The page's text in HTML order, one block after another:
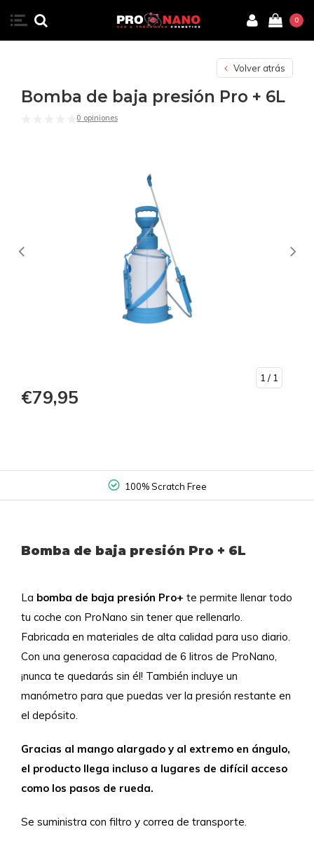
0
Volver atrás
Bomba de baja presión Pro + 6L
0 opiniones
1 / 1
€79,95
100% Scratch Free
Bomba de baja presión Pro + 6L
La bomba de baja presión Pro+ te permite llenar todo
tu coche con ProNano sin tener que rellenarlo.
Fabricada en materiales de alta calidad para uso diario.
Con una generosa capacidad de 6 litros de ProNano,
¡nunca te quedarás sin él! También incluye un
manómetro para que puedas ver la presión restante en
el depósito.
Gracias al mango alargado y al extremo en ángulo,
el producto llega incluso a lugares de difícil acceso
como los pasos de rueda.
Se suministra con filtro y correa de transporte.